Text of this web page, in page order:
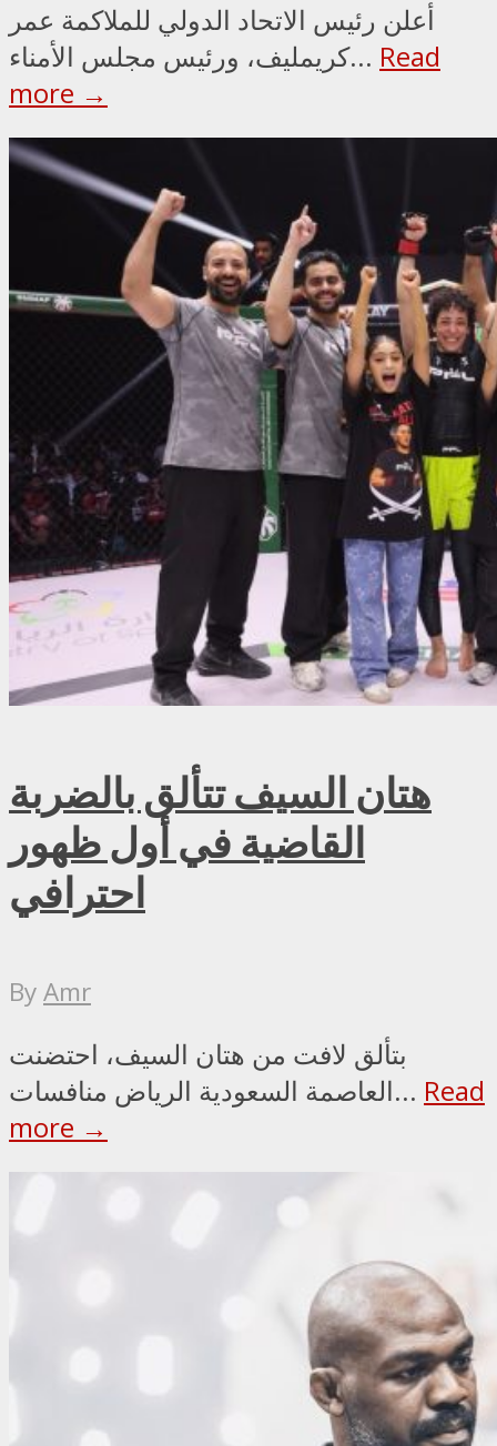
أعلن رئيس الاتحاد الدولي للملاكمة عمر
كريمليف، ورئيس مجلس الأمناء... Read
more →
هتان السيف تتألق بالضربة
القاضية في أول ظهور
احترافي
ByAmr
بتألق لافت من هتان السيف، احتضنت
العاصمة السعودية الرياض منافسات... Read
more →